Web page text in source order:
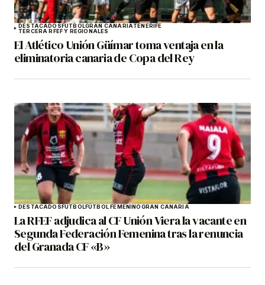
DESTACADOSFÚTBOLGRAN CANARIATENERIFE
TERCERA RFEF Y REGIONALES
El Atlético Unión Güímar toma ventaja en la
eliminatoria canaria de Copa del Rey
DESTACADOSFÚTBOLFÚTBOL FEMENINOGRAN CANARIA
La RFEF adjudica al CF Unión Viera la vacante en
Segunda Federación Femenina tras la renuncia
del Granada CF «B»